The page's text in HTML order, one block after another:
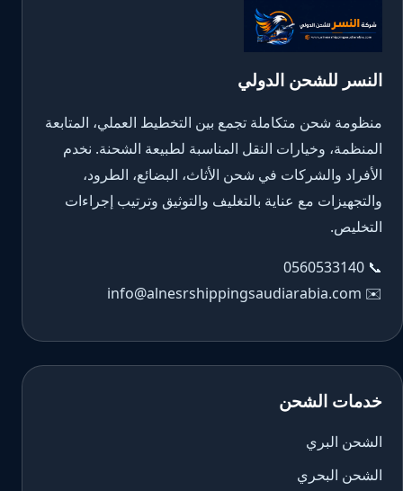
النسر للشحن الدولي
منظومة شحن متكاملة تجمع بين التخطيط العملي، المتابعة
المنظمة، وخيارات النقل المناسبة لطبيعة الشحنة. نخدم
الأفراد والشركات في شحن الأثاث، البضائع، الطرود،
والتجهيزات مع عناية بالتغليف والتوثيق وترتيب إجراءات
التخليص.
📞
0560533140
✉️
info@alnesrshippingsaudiarabia.com
خدمات الشحن
الشحن البري
الشحن البحري